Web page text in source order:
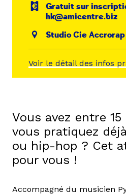
Gratuit sur
hk@amicentre.biz
Studio Cie Accrorap
Voir le détail des infos
Vous avez entre
vous pratiquez
ou hip-hop ? Cet
pour vous !
Accompagné du musicien